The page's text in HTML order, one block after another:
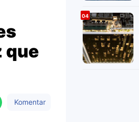
que
Komentar